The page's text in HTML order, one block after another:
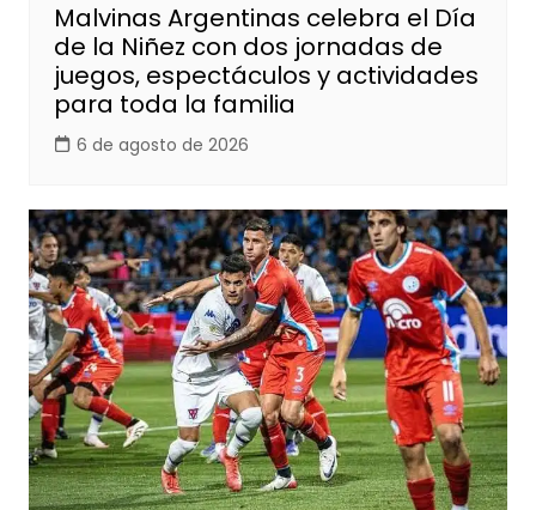
Malvinas Argentinas celebra el Día
de la Niñez con dos jornadas de
juegos, espectáculos y actividades
para toda la familia
6 de agosto de 2026